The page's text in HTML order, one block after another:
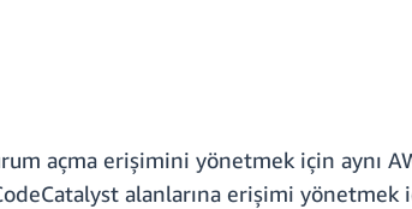
açma erişimini yönetmek için aynı
alanlarına erişimi